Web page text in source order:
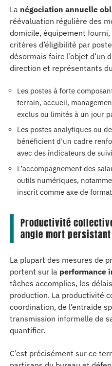
La négociation annuelle
réévaluation régulière des
domicile, équipement
critères d’éligibilité par
désormais faire l’objet d’un
direction et représentants
Les postes à forte
terrain, accueil,
exclus ou limités à un jour
Les postes analytiques ou
bénéficient d’un cadre
avec des indicateurs de
L’accompagnement des
outils numériques,
inscrit comme axe de
Productivité
angle mort persistant
La plupart des mesures de
portent sur la performance
tâches accomplies, les
production. La productivité
coordination, de l’entraide
transmission informelle de
quantifier.
C’est précisément sur ce